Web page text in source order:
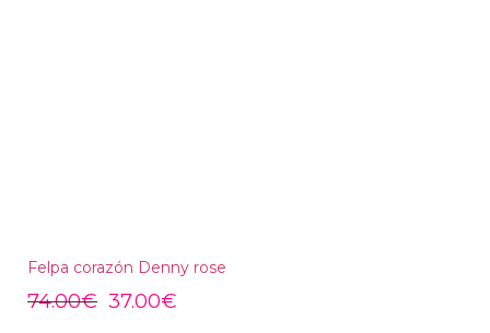
Felpa corazón Denny rose
74.00€ 37.00€